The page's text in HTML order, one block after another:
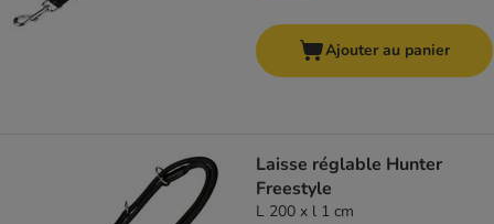
Ajouter au panier
Laisse réglable Hunter
Freestyle
L 200 x l 1 cm